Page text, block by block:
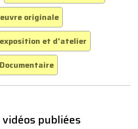
originale
et d'atelier
Documentaire
publiées